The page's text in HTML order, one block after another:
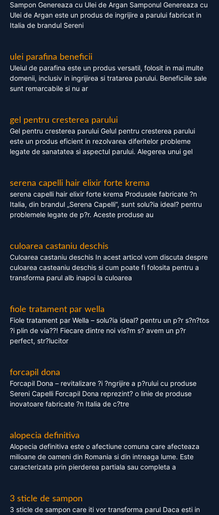
Sampon Genereaza cu Ulei de Argan Samponul Genereaza cu
Ulei de Argan este un produs de ingrijire a parului fabricat in
Italia de brandul Sereni
ulei parafina beneficii
Uleiul de parafina este un produs versatil, folosit in mai multe
domenii, inclusiv in ingrijirea si tratarea parului. Beneficiile sale
sunt remarcabile si nu ar
gel pentru cresterea parului
Gel pentru cresterea parului Gelul pentru cresterea parului
este un produs eficient in rezolvarea diferitelor probleme
legate de sanatatea si aspectul parului. Alegerea unui gel
serena capelli hair elixir forte krema
serena capelli hair elixir forte krema Produsele fabricate ?n
Italia, din brandul „Serena Capelli”, sunt solu?ia ideal? pentru
problemele legate de p?r. Aceste produse au
culoarea castaniu deschis
Culoarea castaniu deschis In acest articol vom discuta despre
culoarea casteaniu deschis si cum poate fi folosita pentru a
transforma parul alb inapoi la culoarea
fiole tratament par wella
Fiole tratament par Wella – solu?ia ideal? pentru un p?r s?n?tos
?i plin de via??! Fiecare dintre noi vis?m s? avem un p?r
perfect, str?lucitor
forcapil dona
Forcapil Dona – revitalizare ?i ?ngrijire a p?rului cu produse
Sereni Capelli Forcapil Dona reprezint? o linie de produse
inovatoare fabricate ?n Italia de c?tre
alopecia definitiva
Alopecia definitiva este o afectiune comuna care afecteaza
milioane de oameni din Romania si din intreaga lume. Este
caracterizata prin pierderea partiala sau completa a
3 sticle de sampon
3 sticle de sampon care iti vor transforma parul Daca esti in